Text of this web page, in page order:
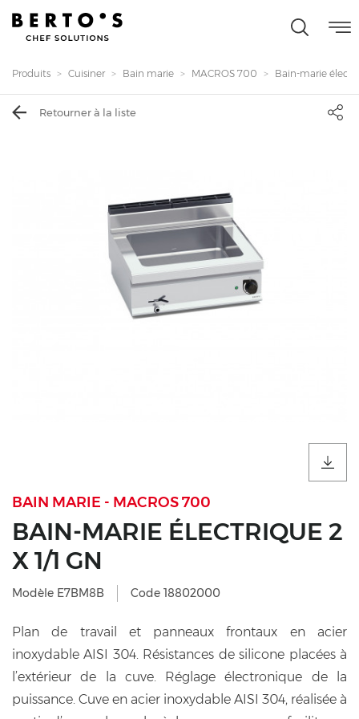
Produits Cuisiner Bain marie MACROS 700 Bain-marie
Retourner à la liste
BAIN MARIE - MACROS 700
BAIN-MARIE ÉLECTRIQUE 2
X 1/1 GN
Modèle E7BM8B Code 18802000
Plan de travail et panneaux frontaux en acier
inoxydable AISI 304. Résistances de silicone placées à
l’extérieur de la cuve. Réglage électronique de la
puissance. Cuve en acier inoxydable AISI 304, réalisée à